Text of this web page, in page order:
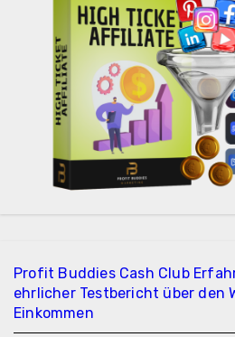
Profit Buddies Cash Club
ehrlicher Testbericht über den
Einkommen